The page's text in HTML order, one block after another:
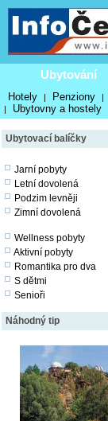
Ubytování
Hotely | Penziony |
| Ubytovny a hostely
Ubytovací balíčky
Jarní pobyty
Letní dovolená
Podzim levněji
Zimní dovolená
Wellness pobyty
Aktivní pobyty
Romantika pro dva
S dětmi
Senioři
Náhodný tip